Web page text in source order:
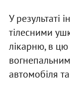
У результаті
тілесними
лікарню, в
автомобіля